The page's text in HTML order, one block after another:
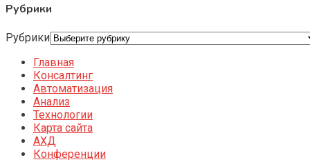
Рубрики
Рубрики
Главная
Консалтинг
Автоматизация
Анализ
Технологии
Карта сайта
АХД
Конференции